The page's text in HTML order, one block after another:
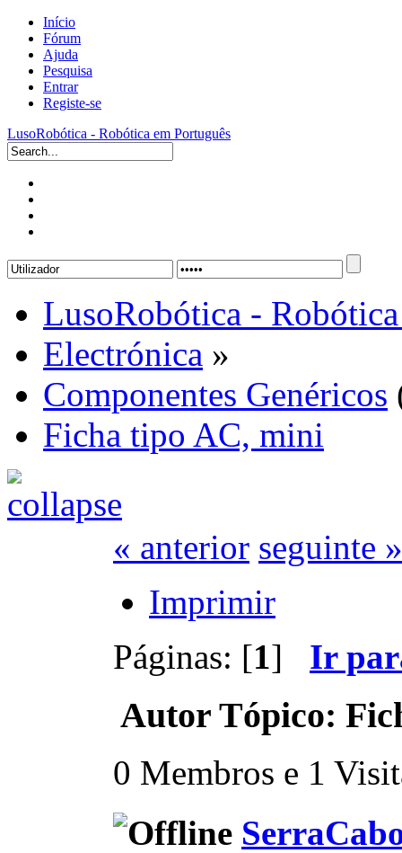
Início
Fórum
Ajuda
Pesquisa
Entrar
Registe-se
LusoRobótica - Robótica em Português
LusoRobótica -
Electrónica »
Componentes Genéricos
Ficha tipo AC, mini
« anterior seguinte »
Imprimir
Páginas: [1] Ir
Autor Tópico:
0 Membros e 1